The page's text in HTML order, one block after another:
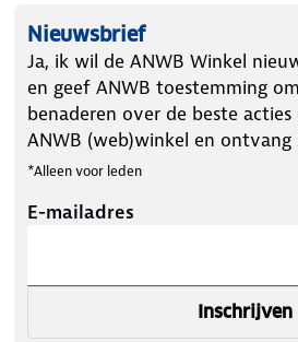
Nieuwsbrief
Ja, ik wil de ANWB Winkel
en geef ANWB toestemming
benaderen over de beste
ANWB (web)winkel en ontvang
*Alleen voor leden
E-mailadres
Inschrijven